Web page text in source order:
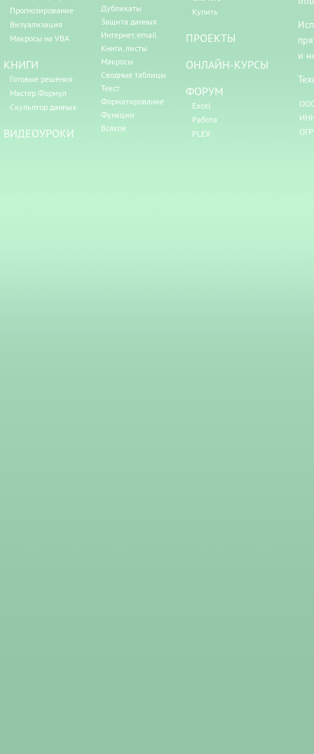
Прогнозирование
Визуализация
Макросы на VBA
КНИГИ
Готовые решения
Мастер Формул
Скульптор данных
ВИДЕОУРОКИ
Дубликаты
Защита данных
Интернет, email
Книги, листы
Макросы
Сводные таблицы
Текст
Форматирование
Функции
Всякое
Купить
ПРОЕКТЫ
ОНЛАЙН-КУРСЫ
ФОРУМ
Excel
Работа
PLEX
и